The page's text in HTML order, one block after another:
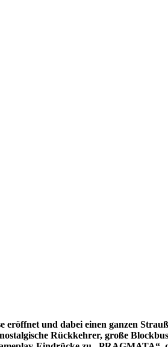
eröffnet und dabei einen ganzen
Rückkehrer, große